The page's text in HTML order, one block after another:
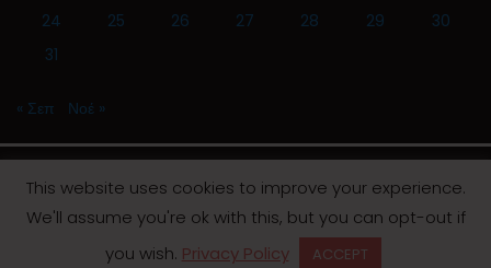
24
25 26 27 28 29
30
31
« Σεπ Νοέ »
© 2019 | Screen Magazine - Ηλεκτρονική εφημερίδα
This website uses cookies to improve your experience.
We'll assume you're ok with this, but you can opt-out if
you wish. Privacy Policy ACCEPT